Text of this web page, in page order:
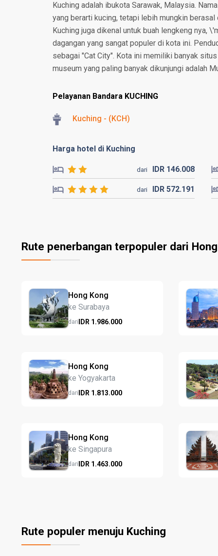
Kuching adalah ibukota Sarawak, Malaysia.
yang berarti kucing, tetapi lebih mungkin berasal
Kuching juga dikenal untuk buah lengkeng nya,
dagangan yang sangat populer di kota ini.
sebagai "Cat City". Kota ini memiliki banyak
museum yang paling banyak dikunjungi adalah
Pelayanan Bandara KUCHING
Kuching - (KCH)
Harga hotel di Kuching
dari IDR 146.008
dari IDR 572.191
Rute penerbangan terpopuler dari
Hong Kong
ke Surabaya
dariIDR 1.986.000
Hong Kong
ke Yogyakarta
dariIDR 1.813.000
Hong Kong
ke Singapura
dariIDR 1.463.000
Rute populer menuju Kuching